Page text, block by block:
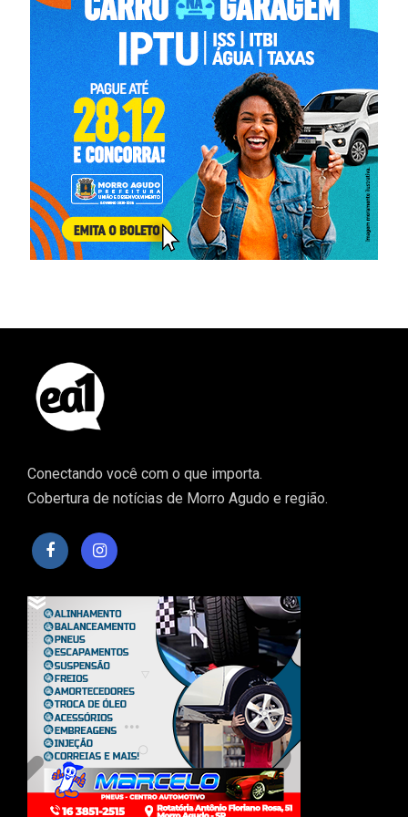
Conectando você com o que importa.
Cobertura de notícias de Morro Agudo e região.